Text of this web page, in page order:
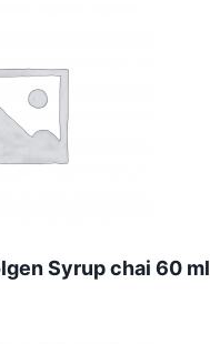
Syrup chai 60 ml